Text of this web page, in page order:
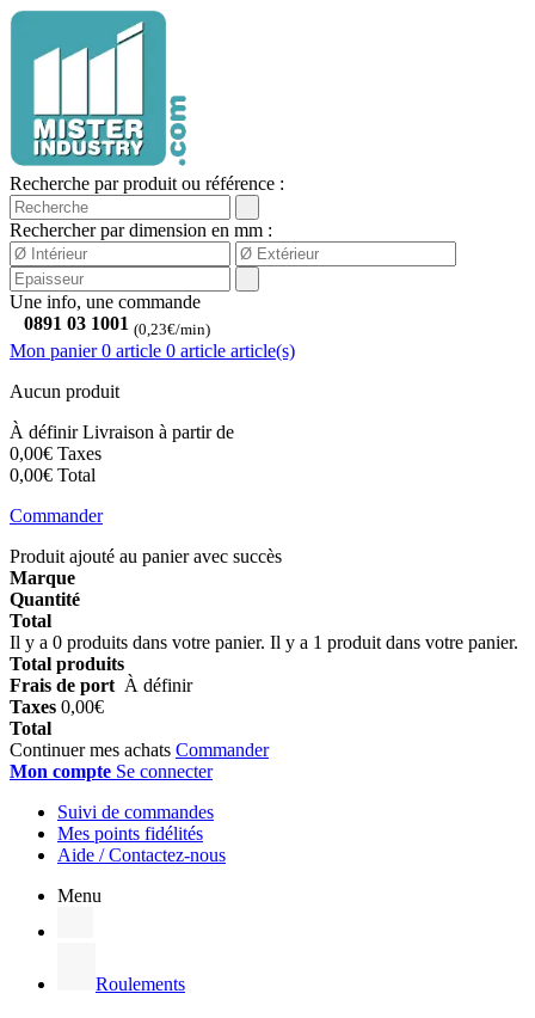
Recherche par produit ou référence :
Rechercher par dimension en mm :
Une info, une commande
0891 03 1001 (0,23€/min)
Mon panier 0 article 0 article article(s)
Aucun produit
À définirLivraison à partir de
0,00€ Taxes
0,00€ Total
Commander
Produit ajouté au panier avec succès
Marque
Quantité
Total
Il y a 0 produits dans votre panier. Il y a 1 produit dans votre panier.
Total produits
Frais de port À définir
Taxes 0,00€
Total
Continuer mes achats Commander
Mon compte Se connecter
Suivi de commandes
Mes points fidélités
Aide / Contactez-nous
Menu
Roulements